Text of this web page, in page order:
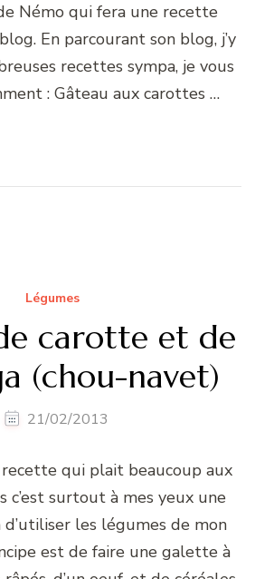
Némo qui fera une recette
En parcourant son blog, j’y
recettes sympa, je vous
: Gâteau aux carottes …
Légumes
carotte et de
(chou-navet)
21/02/2013
qui plait beaucoup aux
c’est surtout à mes yeux une
les légumes de mon
est de faire une galette à